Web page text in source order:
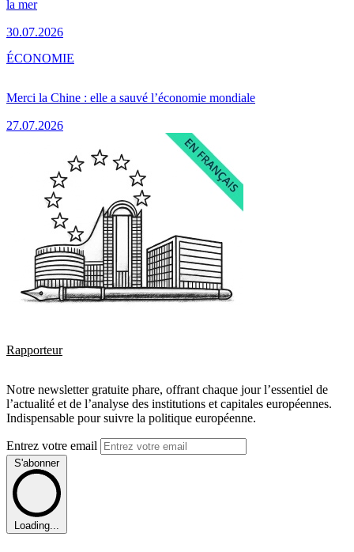
la mer
30.07.2026
Merci la Chine : elle a sauvé l’économie mondiale
27.07.2026
ÉCONOMIE
Rapporteur
Notre newsletter gratuite phare, offrant chaque jour l’essentiel de
l’actualité et de l’analyse des institutions et capitales européennes.
Indispensable pour suivre la politique européenne.
Entrez votre email
S'abonner
Loading...